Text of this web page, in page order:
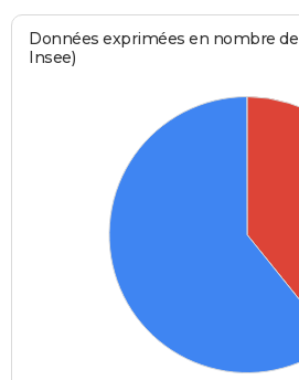
Données exprimées en nombre de
Insee)